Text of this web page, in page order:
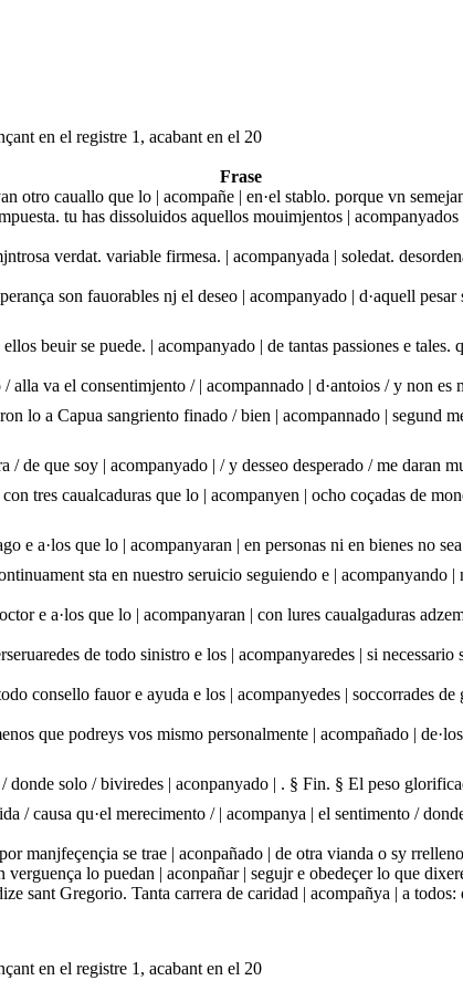
en el registre 1, acabant en el 20
Frase
otro cauallo que lo | acompañe | en·el stablo. porque vn
tu has dissoluidos aquellos mouimjentos | acompanyados
verdat. variable firmesa. | acompanyada | soledat.
son fauorables nj el deseo | acompanyado | d·aquell
beuir se puede. | acompanyado | de tantas passiones e tales.
alla va el consentimjento / | acompannado | d·antoios / y non es
lo a Capua sangriento finado / bien | acompannado | segund
/ de que soy | acompanyado | / y desseo desperado / me daran
tres caualcaduras que lo | acompanyen | ocho coçadas de
e a·los que lo | acompanyaran | en personas ni en bienes no
sta en nuestro seruicio seguiendo e | acompanyando |
e a·los que lo | acompanyaran | con lures caualgaduras
de todo sinistro e los | acompanyaredes | si necessario
consello fauor e ayuda e los | acompanyedes | soccorrades de
que podreys vos mismo personalmente | acompañado |
solo / biviredes | aconpanyado | . § Fin. § El peso
/ causa qu·el merecimento / | acompanya | el sentimento /
manjfeçençia se trae | aconpañado | de otra vianda o sy
verguença lo puedan | aconpañar | segujr e obedeçer lo que
sant Gregorio. Tanta carrera de caridad | acompañya | a
en el registre 1, acabant en el 20